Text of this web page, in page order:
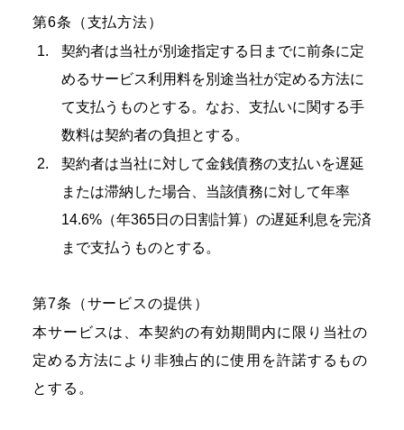
第6条（支払方法）
契約者は当社が別途指定する日までに前条に定
めるサービス利用料を別途当社が定める方法に
て支払うものとする。なお、支払いに関する手
数料は契約者の負担とする。
契約者は当社に対して金銭債務の支払いを遅延
または滞納した場合、当該債務に対して年率
14.6%（年365日の日割計算）の遅延利息を完済
まで支払うものとする。
第7条（サービスの提供）
本サービスは、本契約の有効期間内に限り当社の
定める方法により非独占的に使用を許諾するもの
とする。